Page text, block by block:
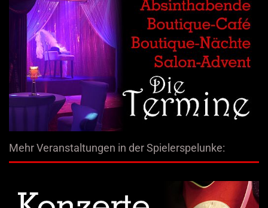
Mehr Veranstaltungen in der Spielerspelunke: